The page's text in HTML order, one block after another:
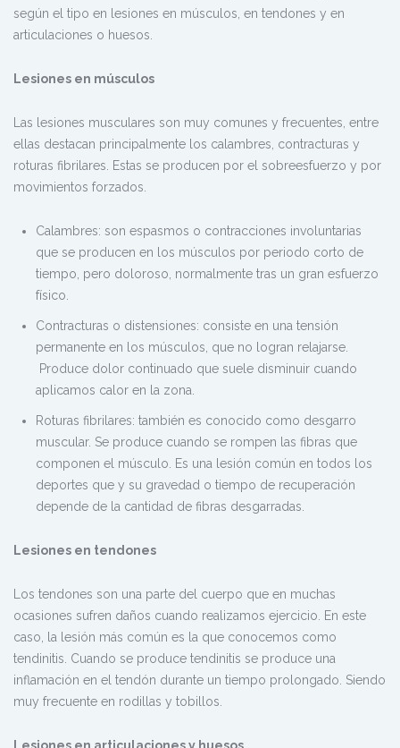
según el tipo en lesiones en músculos, en tendones y en
articulaciones o huesos.
Lesiones en músculos
Las lesiones musculares son muy comunes y frecuentes, entre
ellas destacan principalmente los calambres, contracturas y
roturas fibrilares. Estas se producen por el sobreesfuerzo y por
movimientos forzados.
Calambres: son espasmos o contracciones involuntarias
que se producen en los músculos por periodo corto de
tiempo, pero doloroso, normalmente tras un gran esfuerzo
físico.
Contracturas o distensiones: consiste en una tensión
permanente en los músculos, que no logran relajarse.
Produce dolor continuado que suele disminuir cuando
aplicamos calor en la zona.
Roturas fibrilares: también es conocido como desgarro
muscular. Se produce cuando se rompen las fibras que
componen el músculo. Es una lesión común en todos los
deportes que y su gravedad o tiempo de recuperación
depende de la cantidad de fibras desgarradas.
Lesiones en tendones
Los tendones son una parte del cuerpo que en muchas
ocasiones sufren daños cuando realizamos ejercicio. En este
caso, la lesión más común es la que conocemos como
tendinitis. Cuando se produce tendinitis se produce una
inflamación en el tendón durante un tiempo prolongado. Siendo
muy frecuente en rodillas y tobillos.
Lesiones en articulaciones y huesos